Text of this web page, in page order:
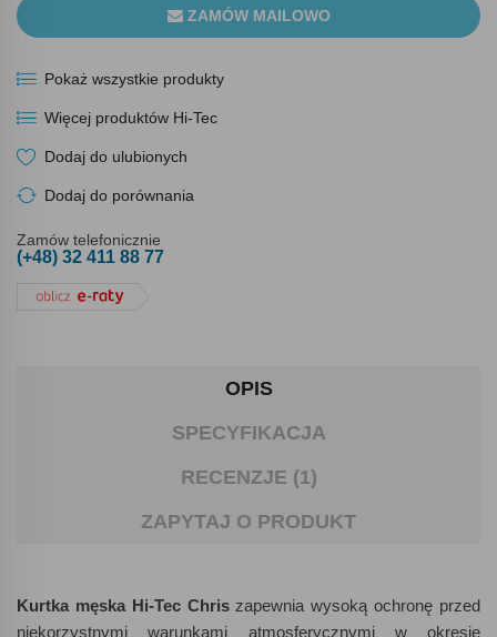
ZAMÓW MAILOWO
Pokaż wszystkie produkty
Więcej produktów Hi-Tec
Dodaj do ulubionych
Dodaj do porównania
Zamów telefonicznie
(+48) 32 411 88 77
OPIS
SPECYFIKACJA
RECENZJE (1)
ZAPYTAJ O PRODUKT
Kurtka męska Hi-Tec Chriszapewnia wysoką ochronę przed
niekorzystnymi warunkami atmosferycznymi w okresie